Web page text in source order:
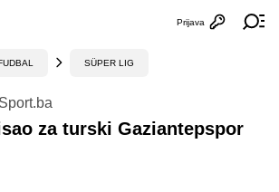
Otvori
Prijava
SÜPER LIG
za turski Gaziantepspor